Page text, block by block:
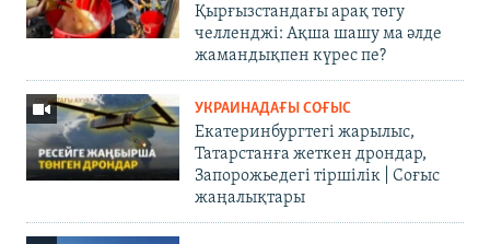
Қырғызстандағы арақ төгу
челленджі: Ақша шашу ма әлде
жамандықпен күрес пе?
УКРАИНАДАҒЫ СОҒЫС
Екатеринбургтегі жарылыс,
Татарстанға жеткен дрондар,
Запорожьедегі тіршілік | Cоғыс
жаңалықтары